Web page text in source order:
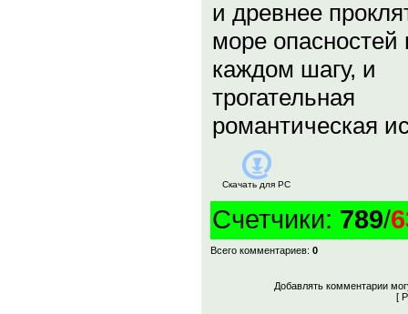
и древнее
море опасностей
каждом шагу, и
трогательная
романтическая
Скачать для PC
Счетчики: 789/
Всего комментариев: 0
Добавлять комментарии
[